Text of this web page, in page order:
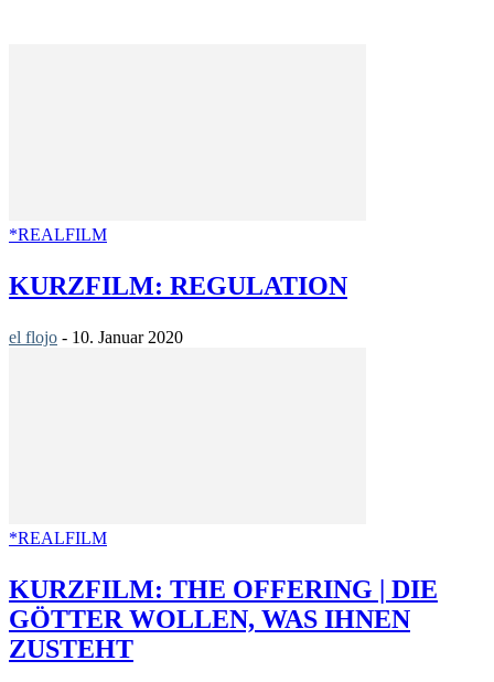
*REALFILM
KURZFILM: REGULATION
el flojo - 10. Januar 2020
*REALFILM
KURZFILM: THE OFFERING | DIE
GÖTTER WOLLEN, WAS IHNEN
ZUSTEHT